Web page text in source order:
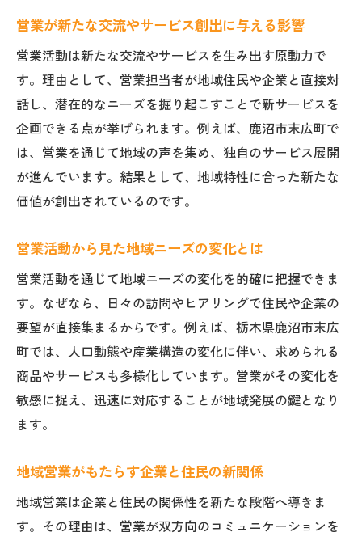
営業が新たな交流やサービス創出に与える影響
営業活動は新たな交流やサービスを生み出す原動力で
す。理由として、営業担当者が地域住民や企業と直接対
話し、潜在的なニーズを掘り起こすことで新サービスを
企画できる点が挙げられます。例えば、鹿沼市末広町で
は、営業を通じて地域の声を集め、独自のサービス展開
が進んでいます。結果として、地域特性に合った新たな
価値が創出されているのです。
営業活動から見た地域ニーズの変化とは
営業活動を通じて地域ニーズの変化を的確に把握できま
す。なぜなら、日々の訪問やヒアリングで住民や企業の
要望が直接集まるからです。例えば、栃木県鹿沼市末広
町では、人口動態や産業構造の変化に伴い、求められる
商品やサービスも多様化しています。営業がその変化を
敏感に捉え、迅速に対応することが地域発展の鍵となり
ます。
地域営業がもたらす企業と住民の新関係
地域営業は企業と住民の関係性を新たな段階へ導きま
す。その理由は、営業が双方向のコミュニケーションを